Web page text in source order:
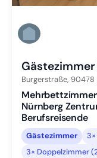
Burgerstraße, 90478
Nürnberg
Berufsreisende
Gästezimmer
3× Doppelzimmer